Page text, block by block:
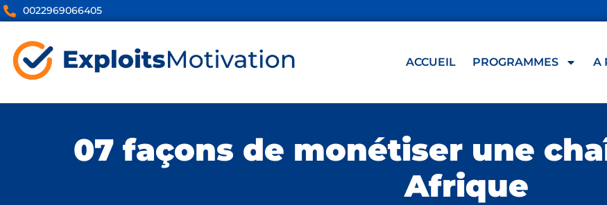
0022969066405
ACCUEIL PROGRAMMES A
07 façons de monétiser une
Afrique